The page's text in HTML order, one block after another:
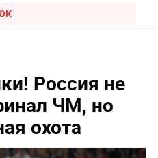
Россия не
ЧМ, но
охота